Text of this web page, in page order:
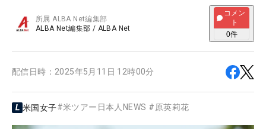
所属ALBA Net編集部
ALBA Net編集部 / ALBA Net
コメン
ト
0件
配信日時： 2025年5月11日 12時00分
米国女子#米ツアー日本人NEWS #原英莉花